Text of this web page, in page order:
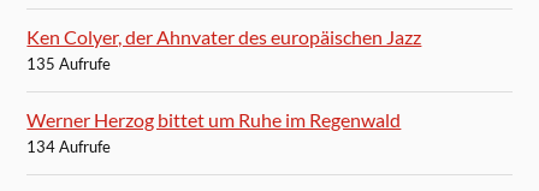
Ken Colyer, der Ahnvater des europäischen Jazz
135 Aufrufe
Werner Herzog bittet um Ruhe im Regenwald
134 Aufrufe